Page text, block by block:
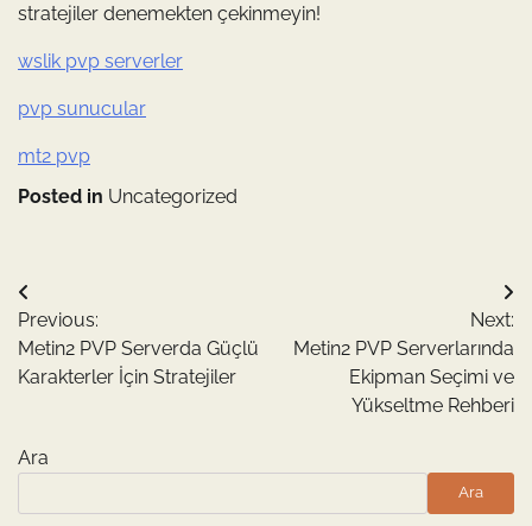
stratejiler denemekten çekinmeyin!
wslik pvp serverler
pvp sunucular
mt2 pvp
Posted in Uncategorized
Yazı
gezinmesi
Previous:
Metin2 PVP Serverda Güçlü
Karakterler İçin Stratejiler
Next:
Metin2 PVP Serverlarında
Ekipman Seçimi ve
Yükseltme Rehberi
Ara
Ara